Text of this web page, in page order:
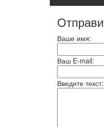
Ваше имя:
Ваш E-mail:
Введите текст: